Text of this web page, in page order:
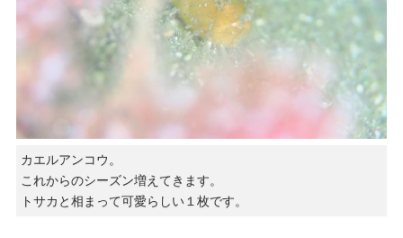
カエルアンコウ。
これからのシーズン増えてきます。
トサカと相まって可愛らしい１枚です。